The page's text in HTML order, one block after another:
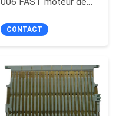
tisser
CONTACT